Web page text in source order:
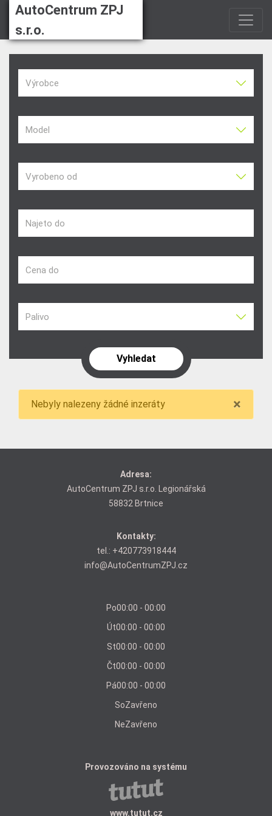
AutoCentrum ZPJ
s.r.o.
Výrobce
Model
Vyrobeno od
Najeto do
Cena do
Palivo
Nebyly nalezeny žádné inzeráty ×
Adresa:
AutoCentrum ZPJ s.r.o. Legionářská
58832 Brtnice
Kontakty:
tel.: +420773918444
info@AutoCentrumZPJ.cz
Po00:00 - 00:00
Út00:00 - 00:00
St00:00 - 00:00
Čt00:00 - 00:00
Pá00:00 - 00:00
SoZavřeno
NeZavřeno
Provozováno na systému
www.tutut.cz